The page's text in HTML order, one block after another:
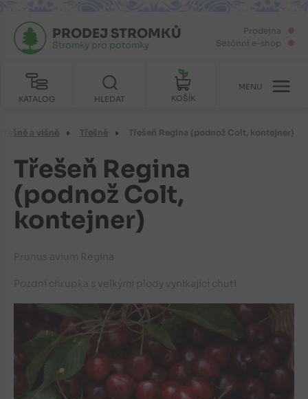
Prodejna
Sezónní e-shop
KATALOG
PRODEJ STROMKŮ
Stromky pro potomky
HLEDAT KOŠÍK
MENU
Třešně a višně Třešně Třešeň Regina (podnož Colt, kontejner)
Třešeň Regina
(podnož Colt,
kontejner)
Prunus avium Regina
Pozdní chrupka s velkými plody vynikající chuti